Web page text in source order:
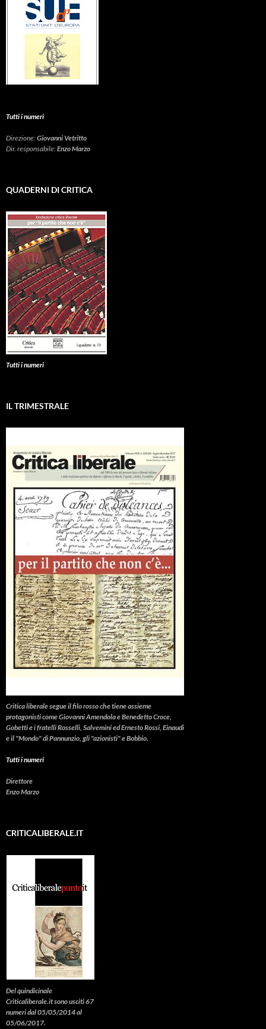
Tutti i numeri
Direzione:Giovanni Vetritto
Dir. responsabile:Enzo Marzo
QUADERNI DI CRITICA
Tutti i numeri
IL TRIMESTRALE
Critica liberalesegue il filo rosso che tiene assieme
protagonisti come Giovanni Amendola e Benedetto Croce,
Gobetti e i fratelli Rosselli, Salvemini ed Ernesto Rossi, Einaudi
e il "Mondo" di Pannunzio, gli "azionisti" e Bobbio.
Tutti i numeri
Direttore
Enzo Marzo
CRITICALIBERALE.IT
Del quindicinale
Criticaliberale.it sono usciti 67
numeri dal 05/05/2014 al
05/06/2017.